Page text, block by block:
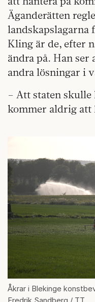
Äganderätten
landskapslagarna
Kling är de, efter
ändra på. Han ser
andra lösningar i
– Att staten skulle
kommer aldrig att
Åkrar i Blekinge